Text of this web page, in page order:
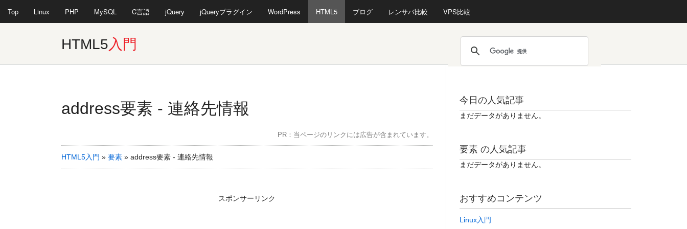
Top Linux PHP MySQL C言語 jQuery jQueryプラグイン WordPress HTML5 ブログ レンサバ比較 VPS比較
HTML5入門
address要素 - 連絡先情報
PR：当ページのリンクには広告が含まれています。
HTML5入門 » 要素» address要素 - 連絡先情報
スポンサーリンク
今日の人気記事
まだデータがありません。
要素 の人気記事
まだデータがありません。
おすすめコンテンツ
Linux入門